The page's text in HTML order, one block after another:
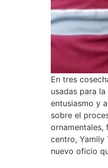
En tres
usadas para
entusiasmo y
sobre el
ornamentales,
centro, Yamily
nuevo oficio